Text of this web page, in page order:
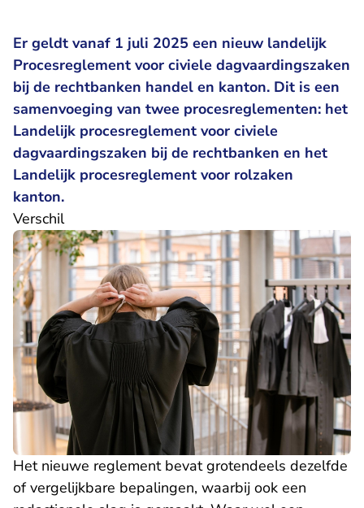
Er geldt vanaf 1 juli 2025 een nieuw landelijk
Procesreglement voor civiele dagvaardingszaken
bij de rechtbanken handel en kanton. Dit is een
samenvoeging van twee procesreglementen: het
Landelijk procesreglement voor civiele
dagvaardingszaken bij de rechtbanken en het
Landelijk procesreglement voor rolzaken
kanton.
Verschil
Het nieuwe reglement bevat grotendeels dezelfde
of vergelijkbare bepalingen, waarbij ook een